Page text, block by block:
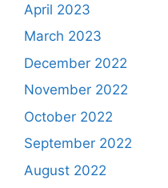
April 2023
March 2023
December 2022
November 2022
October 2022
September 2022
August 2022